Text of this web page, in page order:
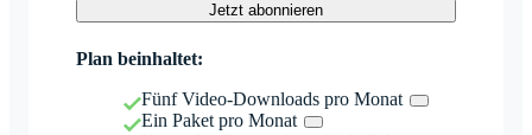
Jetzt abonnieren
Plan beinhaltet:
Fünf Video-Downloads pro Monat
Ein Paket pro Monat